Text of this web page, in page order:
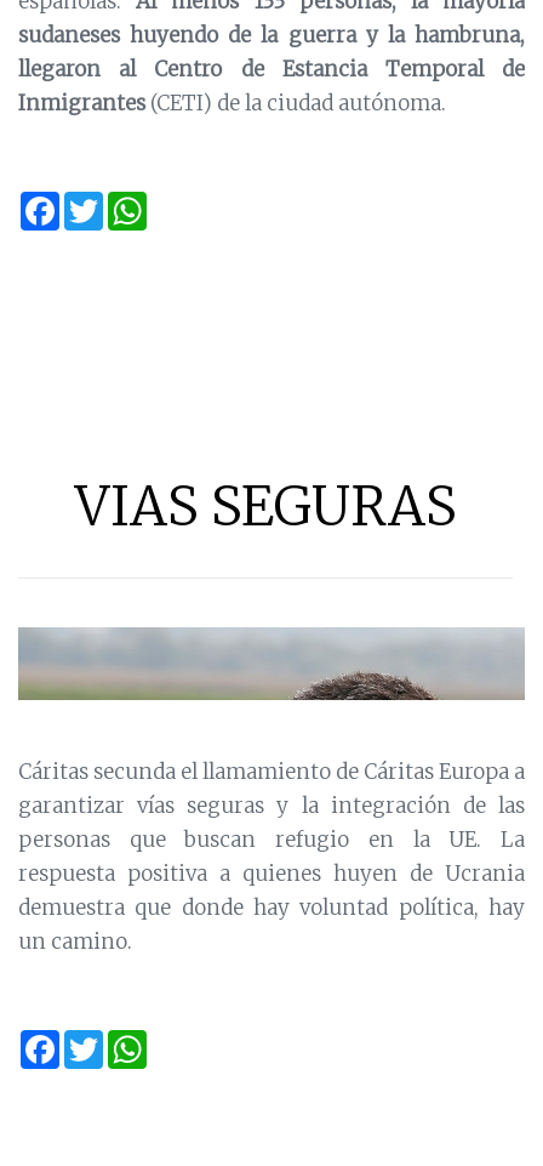
sudaneses huyendo de la guerra y la hambruna,
llegaron al Centro de Estancia Temporal de
Inmigrantes (CETI) de la ciudad autónoma.
Facebook
Twitter
VIAS SEGURAS
Cáritas secunda el llamamiento de Cáritas Europa a
garantizar vías seguras y la integración de las
personas que buscan refugio en la UE. La
respuesta positiva a quienes huyen de Ucrania
demuestra que donde hay voluntad política, hay
un camino.
Facebook
Twitter